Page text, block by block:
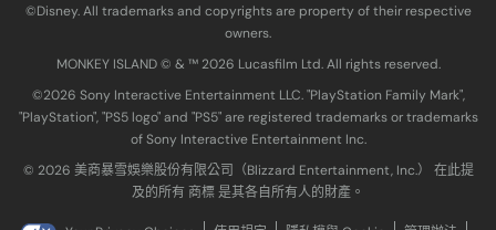
©Disney. All trademarks and copyrights are property of their respective
owners.
MONKEY ISLAND © & ™ 20‍26 Lucasfilm Ltd. All rights reserved.
©2026 Sony Interactive Entertainment LLC. "PlayStation Family Mark",
"PlayStation", "PS5 logo" and "PS5" are registered trademarks or trademarks
of Sony Interactive Entertainment Inc.
© 2026 美商暴雪娛樂股份有限公司（Blizzard Entertainment, Inc.） 在此提
及的所有 商標 是其各自所有人的財產。